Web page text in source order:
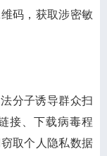
码，获取涉密敏
分子诱导群众扫
接、下载病毒程
取个人隐私数据